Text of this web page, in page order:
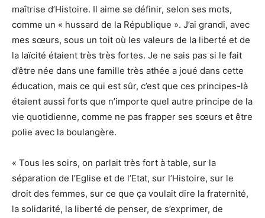
maîtrise d’Histoire. Il aime se définir, selon ses mots,
comme un « hussard de la République ». J’ai grandi, avec
mes sœurs, sous un toit où les valeurs de la liberté et de
la laïcité étaient très très fortes. Je ne sais pas si le fait
d’être née dans une famille très athée a joué dans cette
éducation, mais ce qui est sûr, c’est que ces principes-là
étaient aussi forts que n’importe quel autre principe de la
vie quotidienne, comme ne pas frapper ses sœurs et être
polie avec la boulangère.
« Tous les soirs, on parlait très fort à table, sur la
séparation de l’Eglise et de l’Etat, sur l’Histoire, sur le
droit des femmes, sur ce que ça voulait dire la fraternité,
la solidarité, la liberté de penser, de s’exprimer, de